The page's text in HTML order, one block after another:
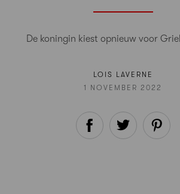
De koningin kiest opnieuw voor
LOIS LAVERNE
1 NOVEMBER 2022